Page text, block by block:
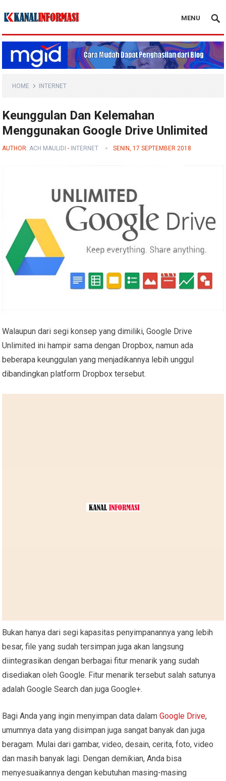
Blog Kanal Info
MENU
HOME INTERNET
Keunggulan Dan Kelemahan
Menggunakan Google Drive Unlimited
AUTHOR:ACH MAULIDI - INTERNET SENIN, 17 SEPTEMBER 2018
Walaupun dari segi konsep yang dimiliki, Google Drive
Unlimited ini hampir sama dengan Dropbox, namun ada
beberapa keunggulan yang menjadikannya lebih unggul
dibandingkan platform Dropbox tersebut.
Bukan hanya dari segi kapasitas penyimpanannya yang lebih
besar, file yang sudah tersimpan juga akan langsung
diintegrasikan dengan berbagai fitur menarik yang sudah
disediakan oleh Google. Fitur menarik tersebut salah satunya
adalah Google Search dan juga Google+.
Bagi Anda yang ingin menyimpan data dalamGoogle Drive,
umumnya data yang disimpan juga sangat banyak dan juga
beragam. Mulai dari gambar, video, desain, cerita, foto, video
dan masih banyak lagi. Dengan demikian, Anda bisa
menyesuaikannya dengan kebutuhan masing-masing